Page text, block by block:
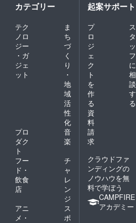
カテゴリー
テク
ノロ
ジー
・ガ
ジェ
ット
ま
ち
づ
く
り
・
地
域
活
性
化
プロ
ダク
ト
音
楽
フー
ド・
飲食
店
チ
ャ
レ
ン
ジ
アニ
メ・
ス
ポ
起案サポート
プ
ロ
ジ
ェ
ク
ト
を
作
る
ス
タ
ッ
フ
に
相
談
す
る
資
料
請
求
クラウドファ
ンディングの
ノウハウを無
料で学ぼう
CAMPFIRE
アカデミー